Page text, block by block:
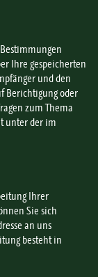
Ihre gespeicherten
und den
Berichtigung oder
zum Thema
unter der im
Ihrer
Sie sich
an uns
besteht in